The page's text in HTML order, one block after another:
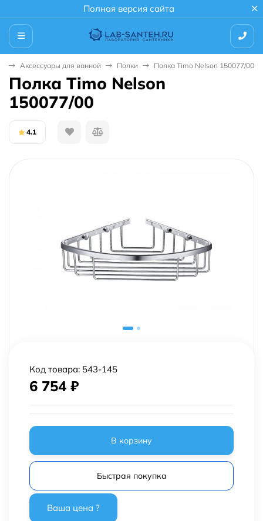
Полная версия сайта
Аксессуары для ванной Полки Полка Timo Nelson 150077/00
Полка Timo Nelson
150077/00
4.1
Код товара: 543-145
6 754 ₽
В корзину
Быстрая покупка